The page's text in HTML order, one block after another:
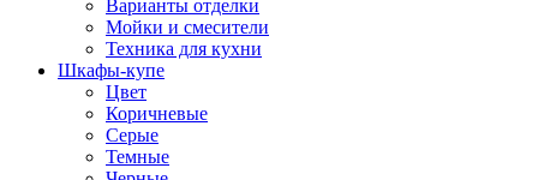
Варианты отделки
Мойки и смесители
Техника для кухни
Шкафы-купе
Цвет
Коричневые
Серые
Темные